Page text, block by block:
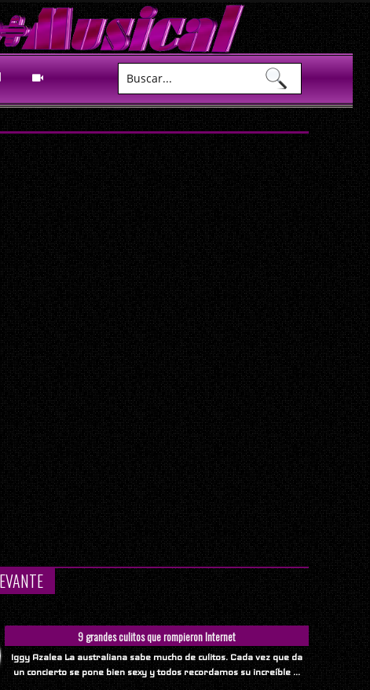
9 grandes culitos que rompieron Internet
Iggy Azalea La australiana sabe mucho de culitos. Cada vez que da
un concierto se pone bien sexy y todos recordamos su increíble ...